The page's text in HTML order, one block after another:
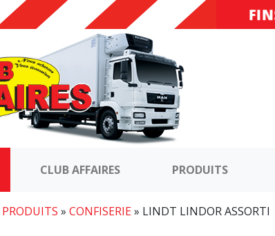
CLUB AFFAIRES PRODUITS
» CONFISERIE» LINDT LINDOR ASSORTI